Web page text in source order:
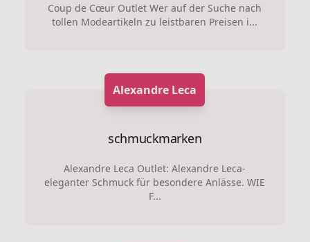
Coup de Cœur Outlet Wer auf der Suche nach
tollen Modeartikeln zu leistbaren Preisen i...
Alexandre Leca
schmuckmarken
Alexandre Leca Outlet: Alexandre Leca-
eleganter Schmuck für besondere Anlässe. WIE
F...